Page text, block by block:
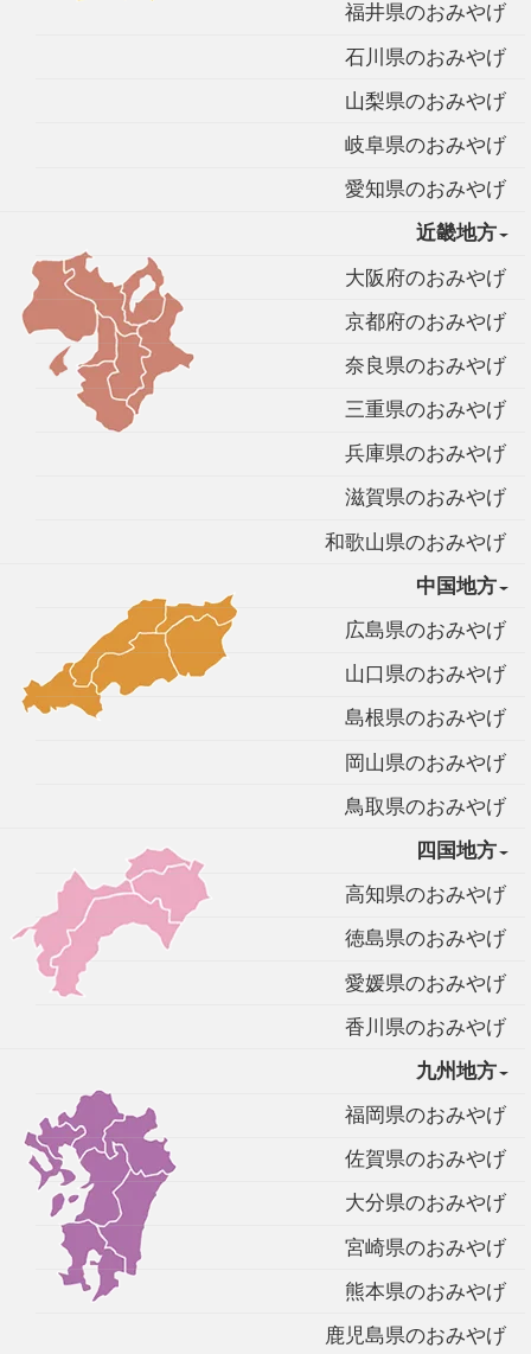
福井県のおみやげ
石川県のおみやげ
山梨県のおみやげ
岐阜県のおみやげ
愛知県のおみやげ
近畿地方
大阪府のおみやげ
京都府のおみやげ
奈良県のおみやげ
三重県のおみやげ
兵庫県のおみやげ
滋賀県のおみやげ
和歌山県のおみやげ
中国地方
広島県のおみやげ
山口県のおみやげ
島根県のおみやげ
岡山県のおみやげ
鳥取県のおみやげ
四国地方
高知県のおみやげ
徳島県のおみやげ
愛媛県のおみやげ
香川県のおみやげ
九州地方
福岡県のおみやげ
佐賀県のおみやげ
大分県のおみやげ
宮崎県のおみやげ
熊本県のおみやげ
鹿児島県のおみやげ